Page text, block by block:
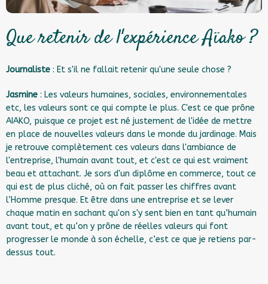
Que retenir de l'expérience Aïako ?
Journaliste : Et s'il ne fallait retenir qu'une seule chose ?
Jasmine : Les valeurs humaines, sociales, environnementales
etc, les valeurs sont ce qui compte le plus. C'est ce que prône
AIAKO, puisque ce projet est né justement de l'idée de mettre
en place de nouvelles valeurs dans le monde du jardinage. Mais
je retrouve complètement ces valeurs dans l'ambiance de
l'entreprise, l'humain avant tout, et c'est ce qui est vraiment
beau et attachant. Je sors d'un diplôme en commerce, tout ce
qui est de plus cliché, où on fait passer les chiffres avant
l’Homme presque. Et être dans une entreprise et se lever
chaque matin en sachant qu'on s'y sent bien en tant qu’humain
avant tout, et qu’on y prône de réelles valeurs qui font
progresser le monde à son échelle, c’est ce que je retiens par-
dessus tout.